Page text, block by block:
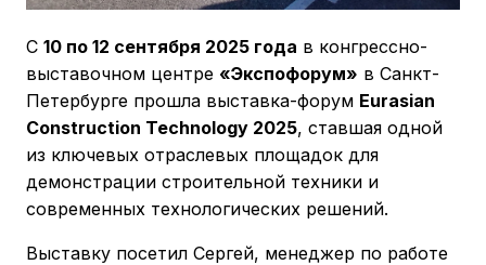
С 10 по 12 сентября 2025 года в конгрессно-
выставочном центре «Экспофорум» в Санкт-
Петербурге прошла выставка-форум Eurasian
Construction Technology 2025, ставшая одной
из ключевых отраслевых площадок для
демонстрации строительной техники и
современных технологических решений.
Выставку посетил Сергей, менеджер по работе